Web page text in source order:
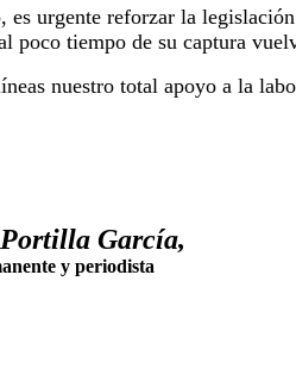
es urgente reforzar la
poco tiempo de su captura
nuestro total apoyo a la
García,
y periodista